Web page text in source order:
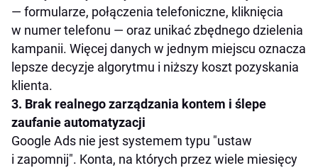
— formularze, połączenia telefoniczne, kliknięcia
w numer telefonu — oraz unikać zbędnego dzielenia
kampanii. Więcej danych w jednym miejscu oznacza
lepsze decyzje algorytmu i niższy koszt pozyskania
klienta.
3. Brak realnego zarządzania kontem i ślepe
zaufanie automatyzacji
Google Ads nie jest systemem typu "ustaw
i zapomnij". Konta, na których przez wiele miesięcy